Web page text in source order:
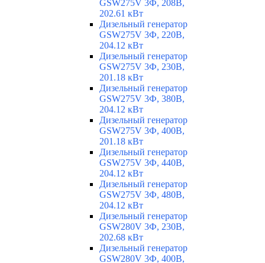
GSW275V 3Ф, 208В,
202.61 кВт
Дизельный генератор
GSW275V 3Ф, 220В,
204.12 кВт
Дизельный генератор
GSW275V 3Ф, 230В,
201.18 кВт
Дизельный генератор
GSW275V 3Ф, 380В,
204.12 кВт
Дизельный генератор
GSW275V 3Ф, 400В,
201.18 кВт
Дизельный генератор
GSW275V 3Ф, 440В,
204.12 кВт
Дизельный генератор
GSW275V 3Ф, 480В,
204.12 кВт
Дизельный генератор
GSW280V 3Ф, 230В,
202.68 кВт
Дизельный генератор
GSW280V 3Ф, 400В,